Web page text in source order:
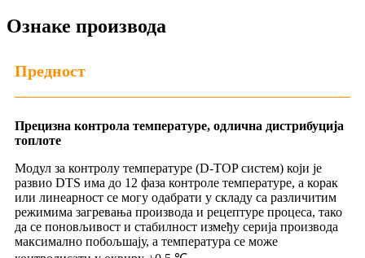
Ознаке производа
Предност
Прецизна контрола температуре, одлична дистрибуција
топлоте
Модул за контролу температуре (D-TOP систем) који је
развио DTS има до 12 фаза контроле температуре, а корак
или линеарност се могу одабрати у складу са различитим
режимима загревања производа и рецептуре процеса, тако
да се поновљивост и стабилност између серија производа
максимално побољшају, а температура се може